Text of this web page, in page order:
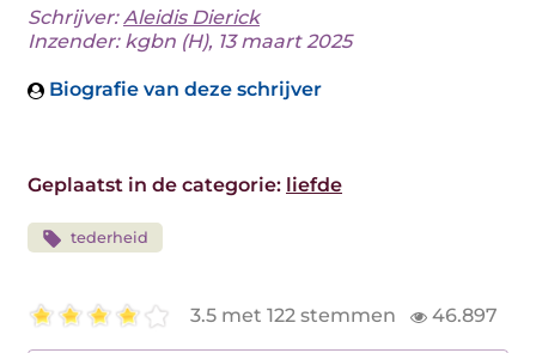
Schrijver:Aleidis Dierick
Inzender: kgbn (H), 13 maart 2025
Biografie van deze schrijver
Geplaatst in de categorie: liefde
tederheid
3.5 met 122 stemmen 46.897